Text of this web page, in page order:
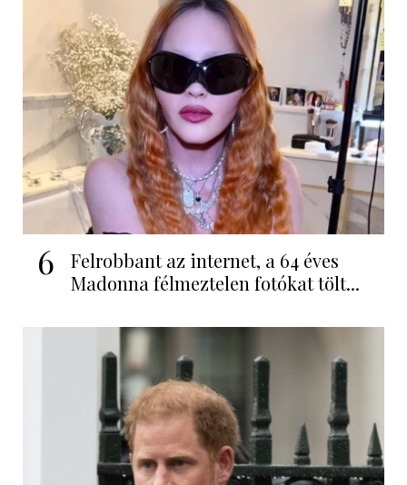
6
Felrobbant az internet, a 64 éves
Madonna félmeztelen fotókat tölt...